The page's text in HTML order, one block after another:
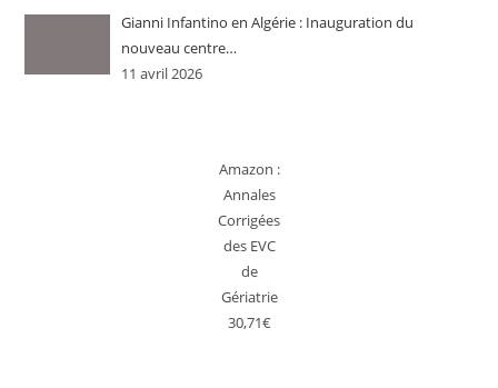
Gianni Infantino en Algérie : Inauguration du
nouveau centre…
11 avril 2026
Amazon :
Annales
Corrigées
des EVC
de
Gériatrie
30,71€